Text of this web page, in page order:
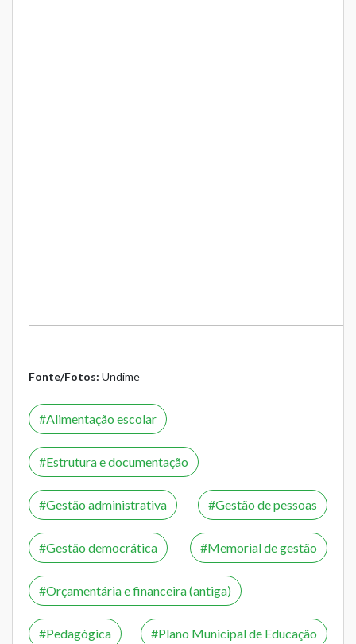
Fonte/Fotos: Undime
Alimentação escolar
Estrutura e documentação
Gestão administrativa Gestão de pessoas
Gestão democrática Memorial de gestão
Orçamentária e financeira (antiga)
Pedagógica Plano Municipal de Educação